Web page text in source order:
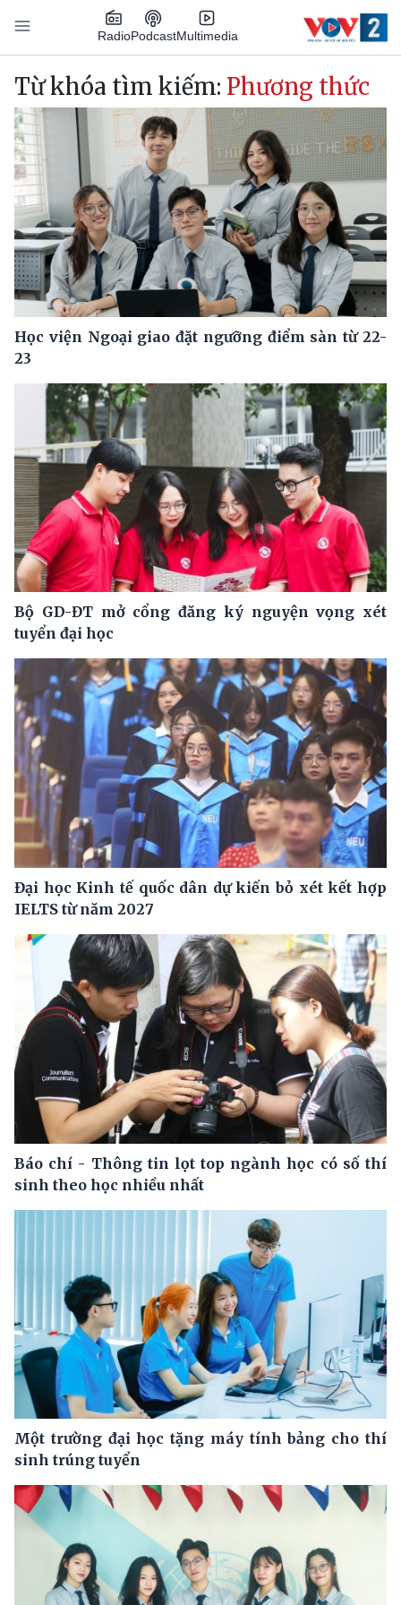
Nhảy đến nội dung
RadioPodcastMultimedia
Main navigation
Từ khóa tìm kiếm: Phương thức
Học viện Ngoại giao đặt ngưỡng điểm sàn từ 22-
23
Bộ GD-ĐT mở cổng đăng ký nguyện vọng xét
tuyển đại học
Đại học Kinh tế quốc dân dự kiến bỏ xét kết hợp
IELTS từ năm 2027
Báo chí - Thông tin lọt top ngành học có số thí
sinh theo học nhiều nhất
Một trường đại học tặng máy tính bảng cho thí
sinh trúng tuyển